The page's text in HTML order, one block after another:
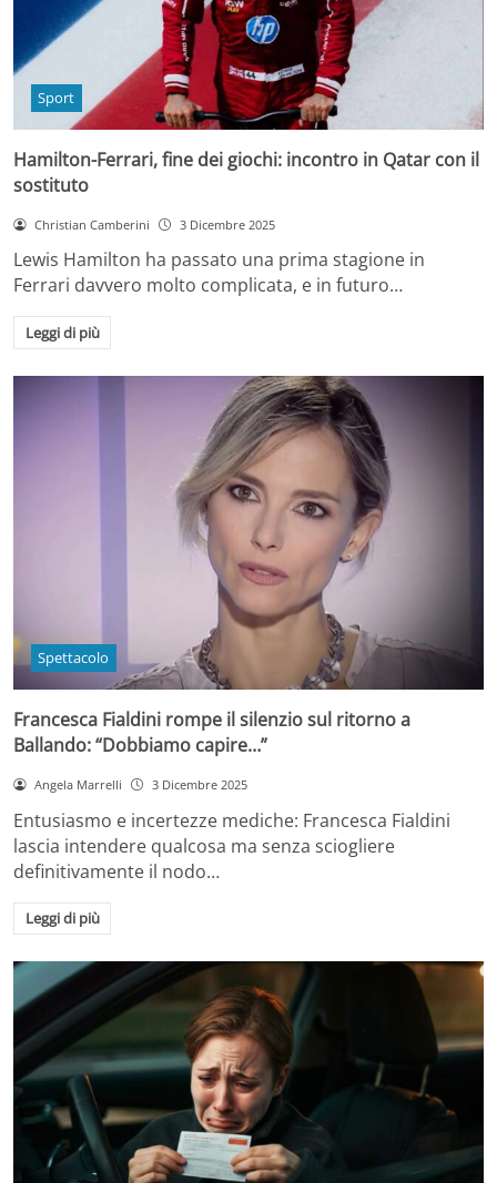
Sport
Hamilton-Ferrari, fine dei giochi: incontro in Qatar con il
sostituto
Christian Camberini 3 Dicembre 2025
Lewis Hamilton ha passato una prima stagione in
Ferrari davvero molto complicata, e in futuro…
Leggi di più
Spettacolo
Francesca Fialdini rompe il silenzio sul ritorno a
Ballando: “Dobbiamo capire…”
Angela Marrelli 3 Dicembre 2025
Entusiasmo e incertezze mediche: Francesca Fialdini
lascia intendere qualcosa ma senza sciogliere
definitivamente il nodo…
Leggi di più